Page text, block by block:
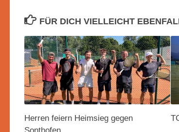
FÜR DICH VIELLEICHT
Herren feiern Heimsieg gegen